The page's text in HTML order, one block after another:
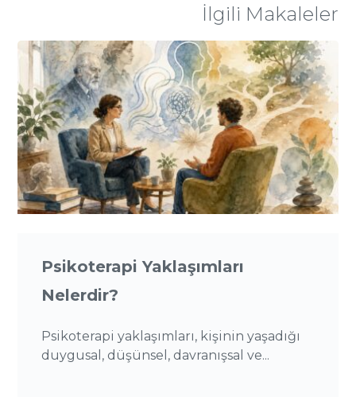
İlgili Makaleler
Psikoterapi Yaklaşımları
Nelerdir?
Psikoterapi yaklaşımları, kişinin yaşadığı
duygusal, düşünsel, davranışsal ve...